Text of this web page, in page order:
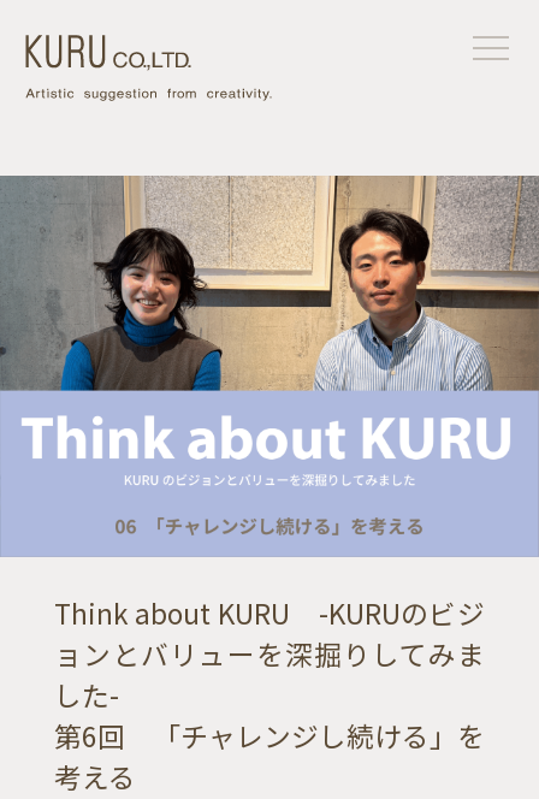
Think about KURU -KURUのビジ
ョンとバリューを深掘りしてみま
した-
第6回 「チャレンジし続ける」を
考える